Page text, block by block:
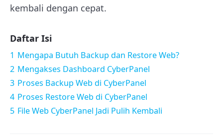
kembali dengan cepat.
Daftar Isi
1 Mengapa Butuh Backup dan Restore Web?
2 Mengakses Dashboard CyberPanel
3 Proses Backup Web di CyberPanel
4 Proses Restore Web di CyberPanel
5 File Web CyberPanel Jadi Pulih Kembali